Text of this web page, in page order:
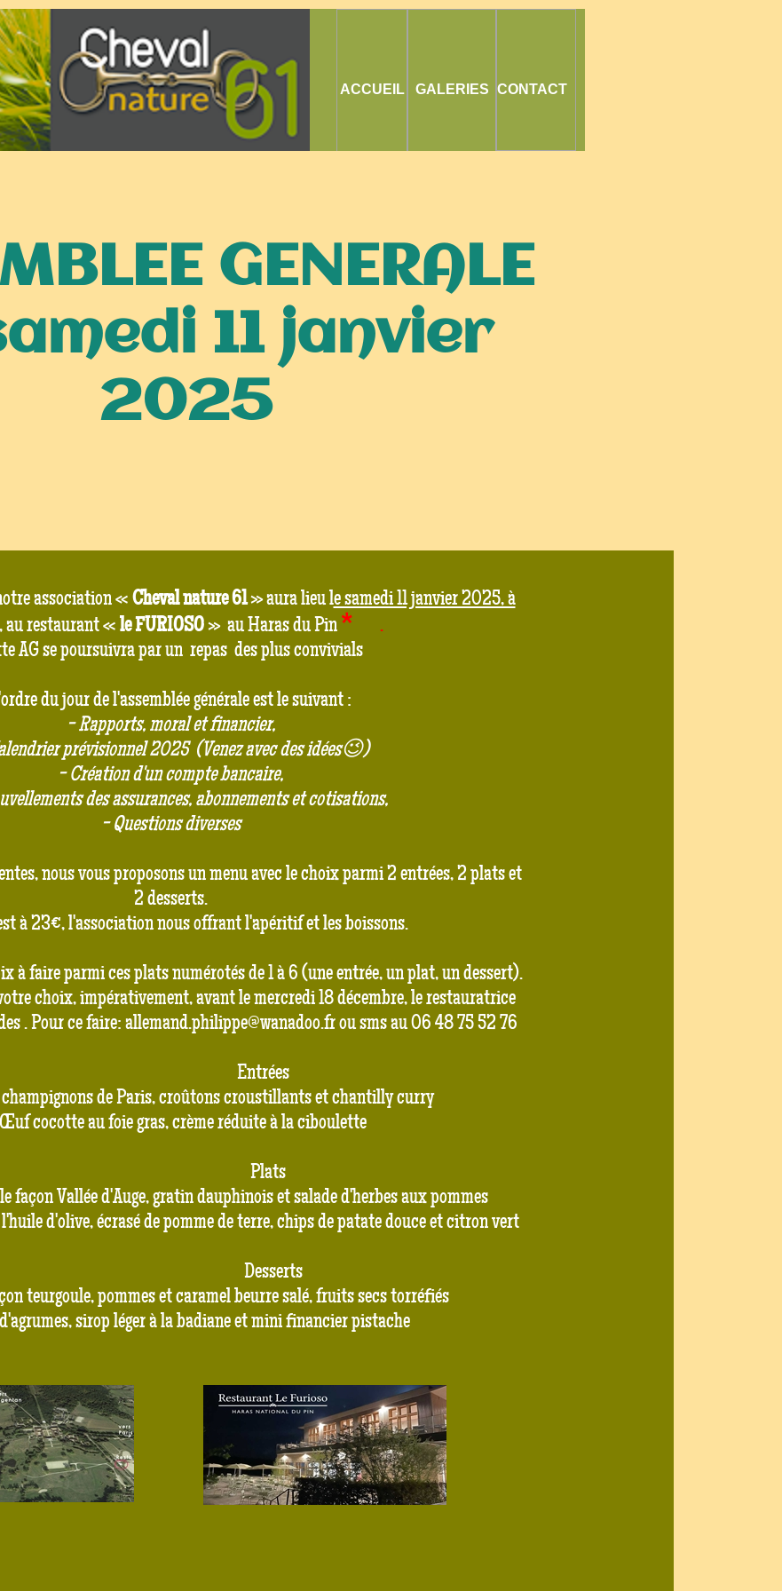
ACCUEIL GALERIES CONTACT
GENERALE
11 janvier
2025
association «Cheval nature 61» aura lieu le samedi 11 janvier 2025, à
, au restaurant «le FURIOSO» au Haras du Pin*
.
AG se poursuivra par un repas des plus convivials
du jour de l'assemblée générale est le suivant :
- Rapports, moral et financier,
prévisionnel 2025 (Venez avec des idées😉)
- Création d'un compte bancaire,
des assurances, abonnements et cotisations,
- Questions diverses
nous vous proposons un menu avec le choix parmi 2 entrées, 2 plats et
2 desserts.
à 23€, l'association nous offrant l'apéritif et les boissons.
à faire parmi ces plats numérotés de 1 à 6 (une entrée, un plat, un dessert).
choix, impérativement, avant le mercredi 18 décembre, le restauratrice
. Pour ce faire:allemand.philippe@wanadoo.frou sms au 06 48 75 52 76
Entrées
champignons de Paris, croûtons croustillants et chantilly curry
cocotte au foie gras, crème réduite à la ciboulette
Plats
façon Vallée d'Auge, gratin dauphinois et salade d'herbes aux pommes
d'olive, écrasé de pomme de terre, chips de patate douce et citron vert
Desserts
teurgoule, pommes et caramel beurre salé, fruits secs torréfiés
sirop léger à la badiane et mini financier pistache